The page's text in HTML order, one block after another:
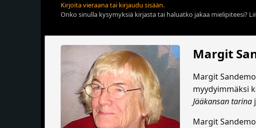
Kirjoita vieraana tai kirjaudu sisään.
Onko sinulla kysymyksiä kirjasta tai haluatko jakaa mielipiteesi?
Margit
Margit
myydyimmäksi
Jääkansan tarina
Margit